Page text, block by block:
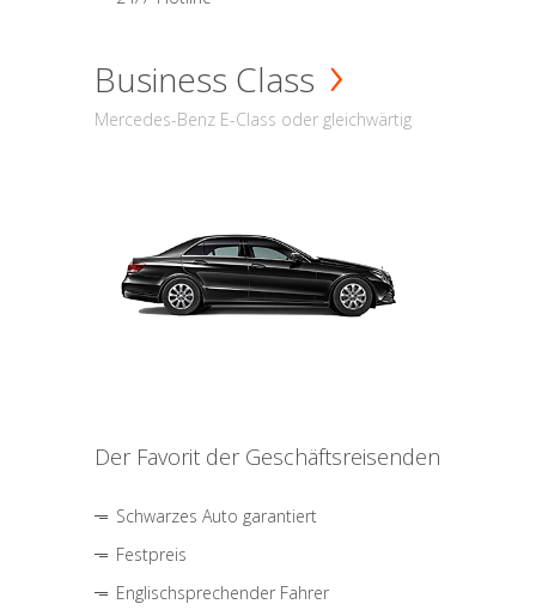
Business Class
Mercedes-Benz E-Class oder gleichwärtig
Der Favorit der Geschäftsreisenden
Schwarzes Auto garantiert
Festpreis
Englischsprechender Fahrer